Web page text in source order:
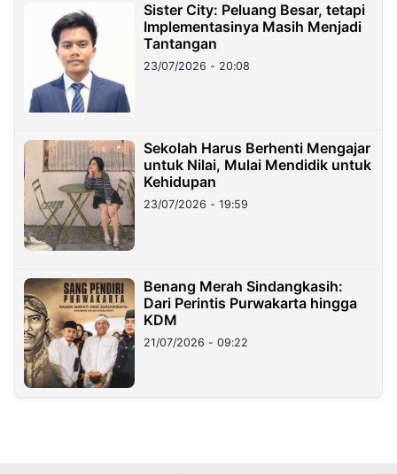
Sister City: Peluang Besar, tetapi
Implementasinya Masih Menjadi
Tantangan
23/07/2026 - 20:08
Sekolah Harus Berhenti Mengajar
untuk Nilai, Mulai Mendidik untuk
Kehidupan
23/07/2026 - 19:59
Benang Merah Sindangkasih:
Dari Perintis Purwakarta hingga
KDM
21/07/2026 - 09:22